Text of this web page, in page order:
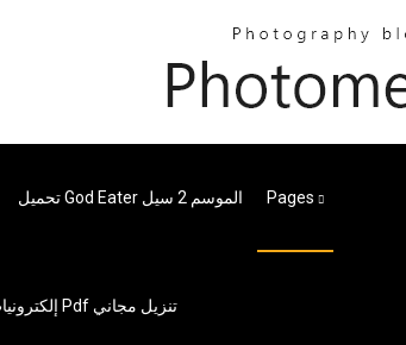
تحميل God Eater الموسم 2 سيل Pages
إلكترونيات الكمبيوتر الرقمية بواسطة ألبرت مالفينو Pdf تنزيل مجاني